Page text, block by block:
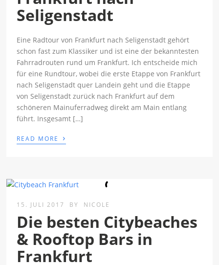
Seligenstadt
Eine Radtour von Frankfurt nach Seligenstadt gehört
schon fast zum Klassiker und ist eine der bekanntesten
Fahrradrouten rund um Frankfurt. Ich entscheide mich
für eine Rundtour, wobei die erste Etappe von Frankfurt
nach Seligenstadt quer Landein geht und die Etappe
von Seligenstadt zurück nach Frankfurt auf dem
schöneren Mainuferradweg direkt am Main entlang
führt. Insgesamt […]
READ MORE ›
15. JULI 2017 BY NICOLE
Die besten Citybeaches
& Rooftop Bars in
Frankfurt